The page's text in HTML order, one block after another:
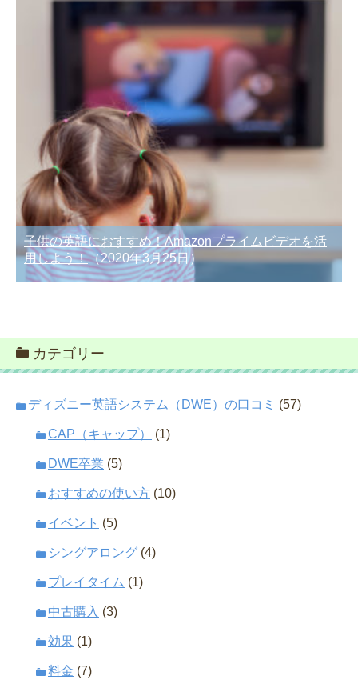
子供の英語におすすめ！Amazonプライムビデオを活
用しよう！（2020年3月25日）
カテゴリー
ディズニー英語システム（DWE）の口コミ (57)
CAP（キャップ） (1)
DWE卒業 (5)
おすすめの使い方 (10)
イベント (5)
シングアロング (4)
プレイタイム (1)
中古購入 (3)
効果 (1)
料金 (7)